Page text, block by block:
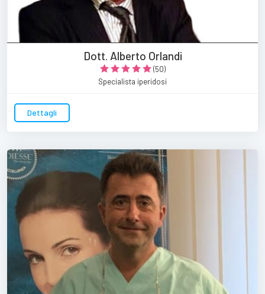
Dott. Alberto Orlandi
(50)
Specialista iperidosi
Dettagli